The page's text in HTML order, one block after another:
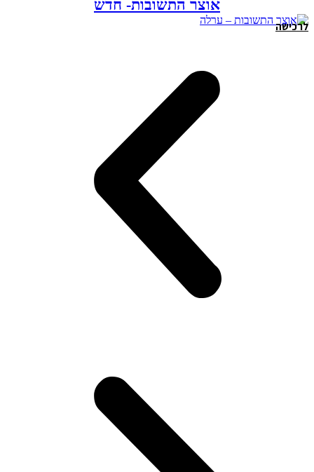
אוצר התשובות- חדש
לרכישה